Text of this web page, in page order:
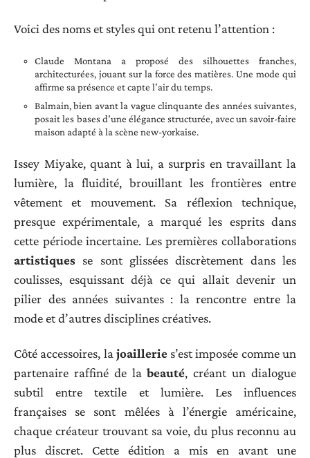
Voici des noms et styles qui ont retenu l’attention :
Claude Montana a proposé des silhouettes franches,
architecturées, jouant sur la force des matières. Une mode qui
affirme sa présence et capte l’air du temps.
Balmain, bien avant la vague clinquante des années suivantes,
posait les bases d’une élégance structurée, avec un savoir-faire
maison adapté à la scène new-yorkaise.
Issey Miyake, quant à lui, a surpris en travaillant la
lumière, la fluidité, brouillant les frontières entre
vêtement et mouvement. Sa réflexion technique,
presque expérimentale, a marqué les esprits dans
cette période incertaine. Les premières collaborations
artistiques se sont glissées discrètement dans les
coulisses, esquissant déjà ce qui allait devenir un
pilier des années suivantes : la rencontre entre la
mode et d’autres disciplines créatives.
Côté accessoires, la joailleries’est imposée comme un
partenaire raffiné de labeauté, créant un dialogue
subtil entre textile et lumière. Les influences
françaises se sont mêlées à l’énergie américaine,
chaque créateur trouvant sa voie, du plus reconnu au
plus discret. Cette édition a mis en avant une